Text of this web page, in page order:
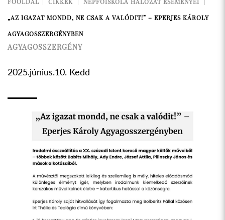
„AZ IGAZAT MONDD, NE CSAK A VALÓDIT!” – EPERJES KÁROLY
AGYAGOSSZERGÉNYBEN
AGYAGOSSZERGÉNY
2025.június.10. Kedd